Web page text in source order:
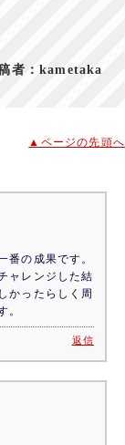
者：kametaka
▲ページの先頭へ
番の成果です。
ャレンジした結
かったらしく周
。
返信